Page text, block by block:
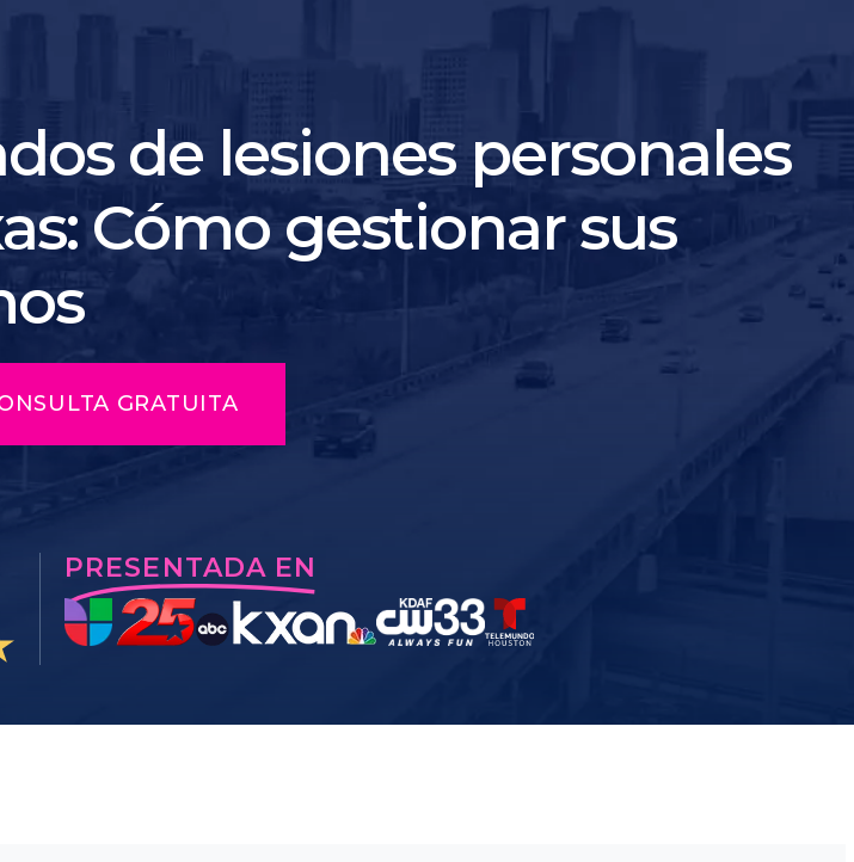
de lesiones personales
Cómo gestionar sus
GRATUITA
PRESENTADA EN